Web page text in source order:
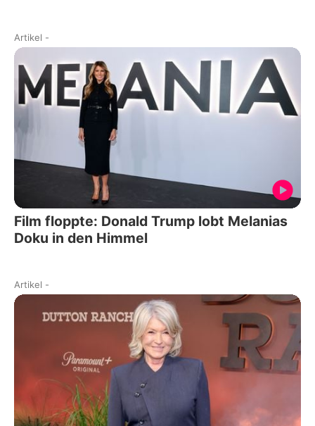
Artikel -
Film floppte: Donald Trump lobt Melanias
Doku in den Himmel
Artikel -